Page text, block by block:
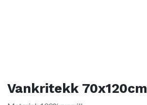
Vankritekk 70x120cm